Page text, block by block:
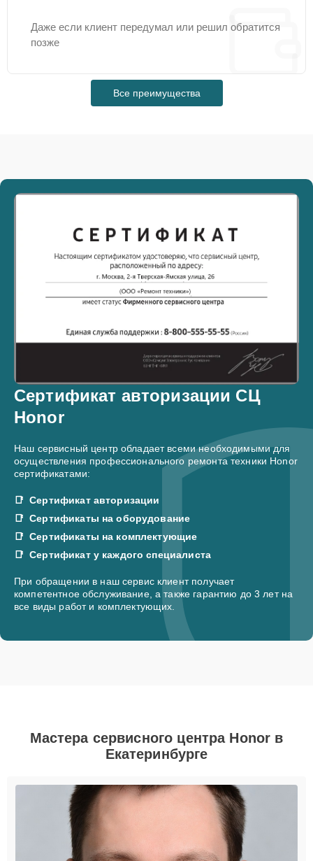
Даже если клиент передумал или решил обратится
позже
Все преимущества
Сертификат авторизации СЦ
Honor
Наш сервисный центр обладает всеми необходимыми для
осуществления профессионального ремонта техники Honor
сертификатами:
Сертификат авторизации
Сертификаты на оборудование
Сертификаты на комплектующие
Сертификат у каждого специалиста
При обращении в наш сервис клиент получает
компетентное обслуживание, а также гарантию до 3 лет на
все виды работ и комплектующих.
Мастера сервисного центра Honor в
Екатеринбурге